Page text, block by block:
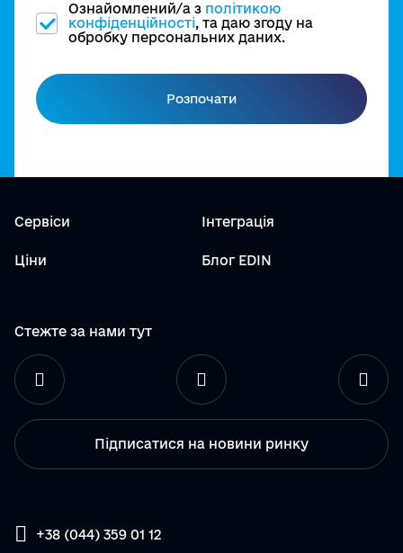
Ознайомлений/а з політикою
конфіденційності, та даю згоду на
обробку персональних даних.
Сервіси Інтеграція
Ціни Блог EDIN
Стежте за нами тут
Підписатися на новини ринку
+38 (044) 359 01 12